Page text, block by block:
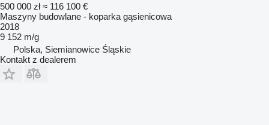
500 000 zł ≈ 116 100 €
Maszyny budowlane - koparka gąsienicowa
2018
9 152 m/g
Polska, Siemianowice Śląskie
Kontakt z dealerem